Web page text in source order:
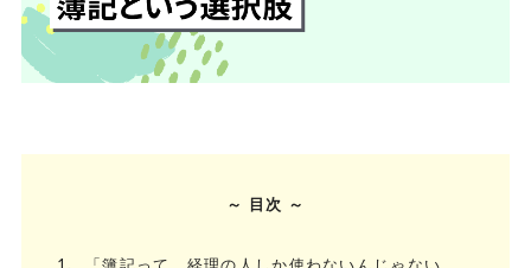
～ 目次 ～